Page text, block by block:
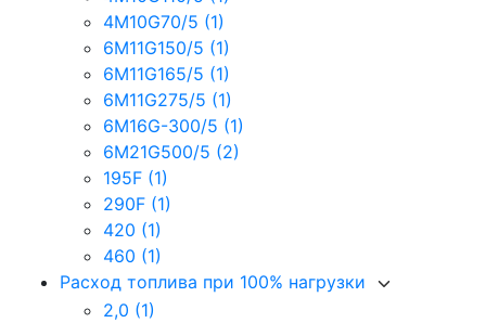
4M10G70/5 (1)
6M11G150/5 (1)
6M11G165/5 (1)
6M11G275/5 (1)
6M16G-300/5 (1)
6M21G500/5 (2)
195F (1)
290F (1)
420 (1)
460 (1)
Расход топлива при 100% нагрузки
2,0 (1)